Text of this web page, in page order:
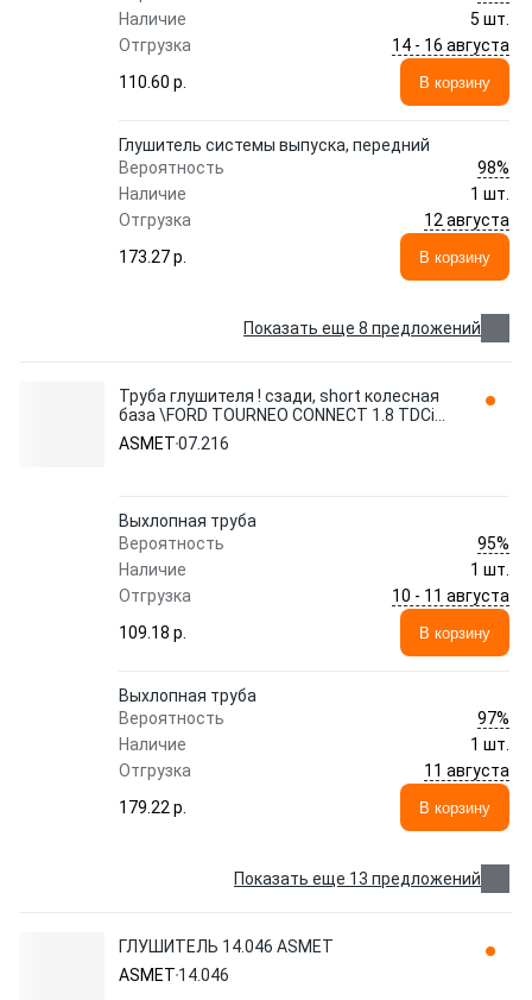
Наличие
5 шт.
Отгрузка
14 - 16 августа
110.60 p.
В корзину
Глушитель системы выпуска, передний
Вероятность
98%
Наличие
1 шт.
Отгрузка
12 августа
173.27 p.
В корзину
Показать еще 8 предложений
Труба глушителя ! сзади, short колесная
база \FORD TOURNEO CONNECT 1.8 TDCi
/TDDi /DI 02> 07.216 ASMET
ASMET07.216
Выхлопная труба
Вероятность
95%
Наличие
1 шт.
Отгрузка
10 - 11 августа
109.18 p.
В корзину
Выхлопная труба
Вероятность
97%
Наличие
1 шт.
Отгрузка
11 августа
179.22 p.
В корзину
Показать еще 13 предложений
ГЛУШИТЕЛЬ 14.046 ASMET
ASMET 14.046